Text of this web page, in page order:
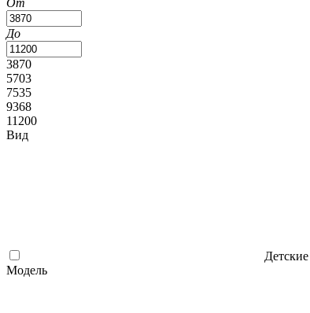
От
До
3870
5703
7535
9368
11200
Вид
Детские
Модель